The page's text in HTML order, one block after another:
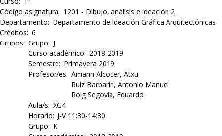
Código asignatura
1201 - Dibujo, análisis e ideación 2
Departamento
Departamento de Ideación Gráfica Arquitectónicas
Créditos 6
Grupos Grupo
J
Curso académico
2018-2019
Semestre
Primavera 2019
Profesor/es Amann Alcocer, Atxu
Ruiz Barbarin, Antonio Manuel
Roig Segovia, Eduardo
Aula/s XG4
Horario
J-V 11:30-14:30
Grupo
K